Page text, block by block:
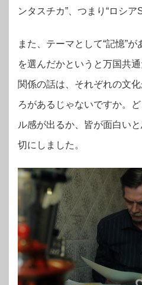
ンタスチカ”、つまり“ロシア
また、テーマとして“記憶”
を選んだかというと万国共
関係の話は、それぞれの文
ろがあるじゃないですか。
ル感が出るか、皆が面白い
切にしました。